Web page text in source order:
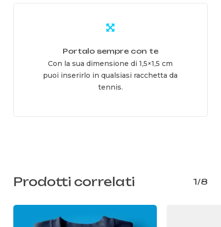
Portalo sempre con te
Con la sua dimensione di 1,5×1,5 cm
puoi inserirlo in qualsiasi racchetta da
tennis.
Prodotti correlati 1/8